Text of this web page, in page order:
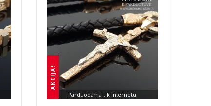
Parduodama tik internetu
AKCIJA!